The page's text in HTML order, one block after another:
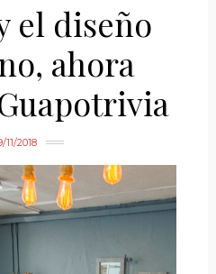
el diseño
ahora
11/2018